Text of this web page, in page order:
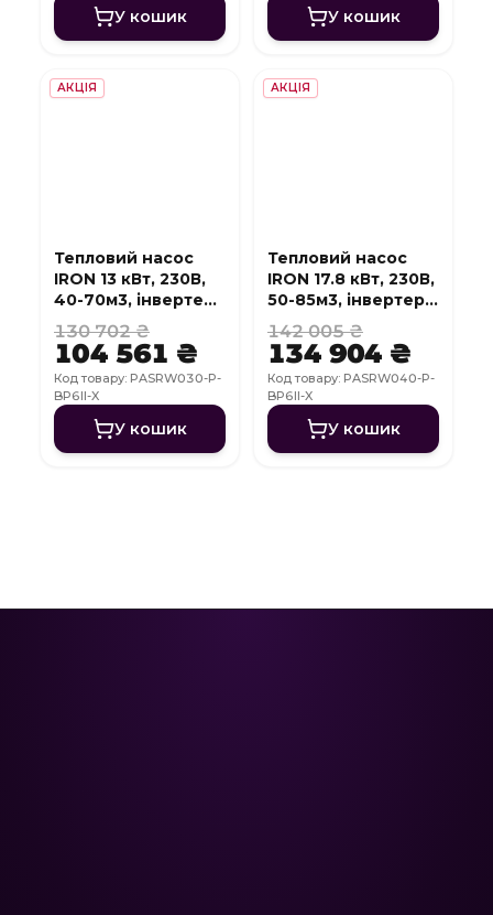
У кошик У кошик
АКЦІЯ
Тепловий насос
IRON 13 кВт, 230В,
40-70м3, інвертер,
з охолодженням,
WI-FI
130 702 ₴
104 561 ₴
Код товару: PASRW030-P-
BP6II-X
У кошик
АКЦІЯ
Тепловий насос
IRON 17.8 кВт, 230В,
50-85м3, інвертер,
з охолодженням,
WI-FI
142 005 ₴
134 904 ₴
Код товару: PASRW040-P-
BP6II-X
У кошик